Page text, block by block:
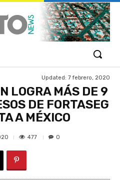
Updated: 7 febrero, 2020
LOGRA MÁS DE 9
DE FORTASEG
A MÉXICO
477 0